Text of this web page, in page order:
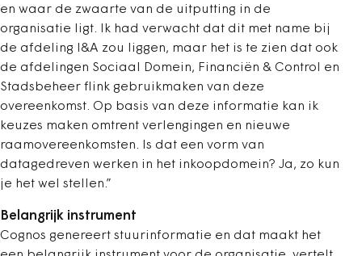
en waar de zwaarte van de uitputting in de
organisatie ligt. Ik had verwacht dat dit met name bij
de afdeling I&A zou liggen, maar het is te zien dat ook
de afdelingen Sociaal Domein, Financiën & Control en
Stadsbeheer flink gebruikmaken van deze
overeenkomst. Op basis van deze informatie kan ik
keuzes maken omtrent verlengingen en nieuwe
raamovereenkomsten. Is dat een vorm van
datagedreven werken in het inkoopdomein? Ja, zo kun
je het wel stellen.”
Belangrijk instrument
Cognos genereert stuurinformatie en dat maakt het